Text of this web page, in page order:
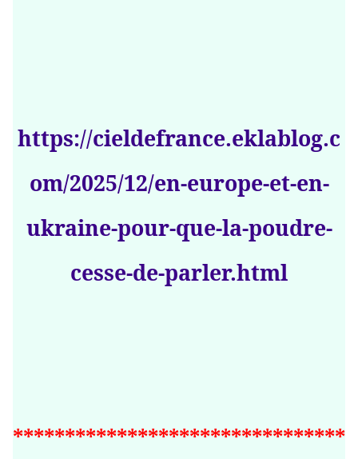
https://cieldefrance.eklablog.c
om/2025/12/en-europe-et-en-
ukraine-pour-que-la-poudre-
cesse-de-parler.html
********************************